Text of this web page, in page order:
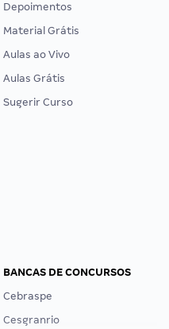
Depoimentos
Material Grátis
Aulas ao Vivo
Aulas Grátis
Sugerir Curso
BANCAS DE CONCURSOS
Cebraspe
Cesgranrio